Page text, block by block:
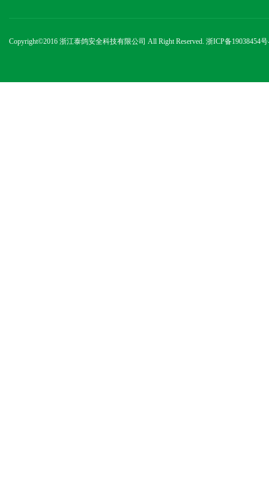
Copyright©2016 浙江泰鸽安全科技有限公司 All Right Reserved. 浙ICP备19038454